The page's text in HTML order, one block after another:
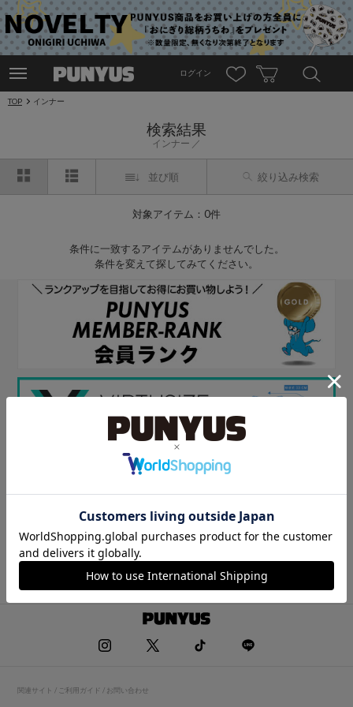
ログイン
TOP インナー
検索結果
インナー
並び順 絞り込み検索
対象アイテム：0件
条件に一致するアイテムがありませんでした。
条件を変えて探してみてください。
関連サイト / ご利用ガイド / お問い合わせ